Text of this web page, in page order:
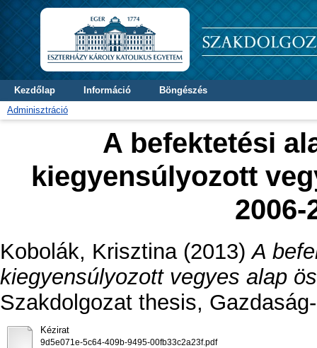
Kezdőlap Információ
Böngészés
Adminisztráció
A befektetési
kiegyensúlyozott
Kobolák, Krisztina(2013)A
kiegyensúlyozott vegyes alap
Szakdolgozat thesis,
Kézirat
9d5e071e-5c64-409b-9495-00fb33c2a23f.pdf